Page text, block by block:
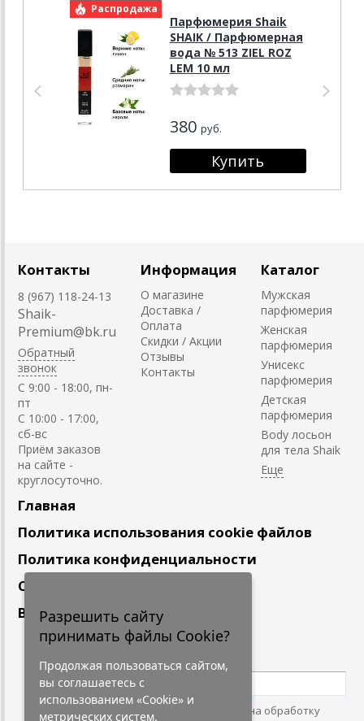
Распродажа
Парфюмерия Shaik
SHAIK / Парфюмерная
вода № 513 ZIEL ROZ
LEM 10 мл
380 руб.
Контакты
8 (967) 118-24-13
Shaik-
Premium@bk.ru
Обратный
звонок
C 9:00 - 18:00, пн-
пт
С 10:00 - 17:00,
сб-вс
Приём заказов
на сайте -
круглосуточно.
Информация
О магазине
Доставка /
Оплата
Скидки / Акции
Отзывы
Контакты
Каталог
Мужская
парфюмерия
Женская
парфюмерия
Унисекс
парфюмерия
Детская
парфюмерия
Body лосьон
для тела Shaik
Главная
Политика использования cookie файлов
Политика конфиденциальности
Сотрудничество
Вакансии
Подпишитесь
Нажимая на кнопку, я даю согласие на обработку
Разрешить сайту
принимать файлы Cookie?
Продолжая пользоваться сайтом,
вы соглашаетесь с
использованием «Cookie» и
метрических систем.